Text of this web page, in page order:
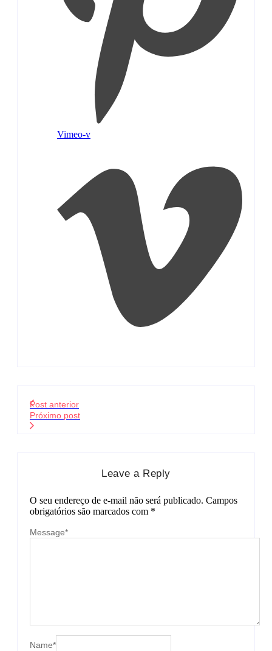
Vimeo-v
Post anterior
Próximo post
Leave a Reply
O seu endereço de e-mail não será publicado. Campos
obrigatórios são marcados com *
Message*
Name*